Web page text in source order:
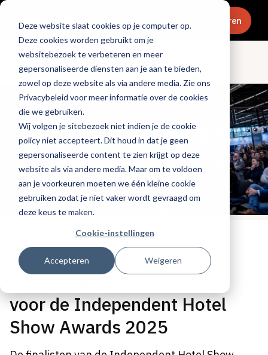
Deze website slaat cookies op je computer op.
Deze cookies worden gebruikt om je
websitebezoek te verbeteren en meer
gepersonaliseerde diensten aan je aan te bieden,
zowel op deze website als via andere media. Zie ons
Privacybeleid voor meer informatie over de cookies
die we gebruiken.
Wij volgen je sitebezoek niet indien je de cookie
policy niet accepteert. Dit houd in dat je geen
gepersonaliseerde content te zien krijgt op deze
website als via andere media. Maar om te voldoen
aan je voorkeuren moeten we één kleine cookie
gebruiken zodat je niet vaker wordt gevraagd om
deze keus te maken.
Cookie-instellingen
Accepteren Weigeren
Menu Abonneren
Ondernemen
promotioneel,hotels,evenementen
Gepubliceerd op: 7 februari 2025
Dit zijn de genomineerden
voor de Independent Hotel
Show Awards 2025